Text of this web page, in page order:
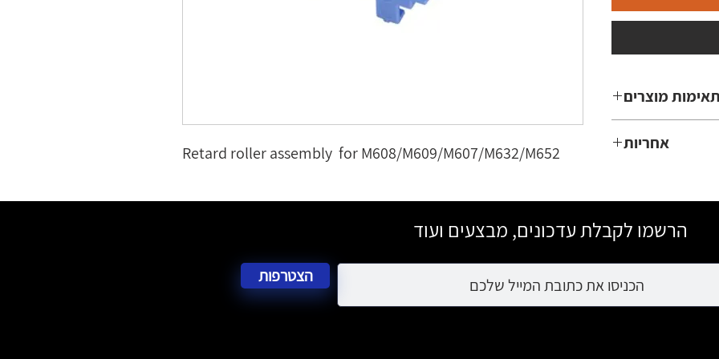
Retard roller assembly  for M608/M609/M607/M632/M652
תאימות מוצרים
אחריות
הרשמו לקבלת עדכונים, מבצעים ועוד
הצטרפות